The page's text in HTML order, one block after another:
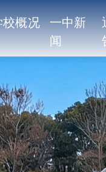
校概况
一中新
闻